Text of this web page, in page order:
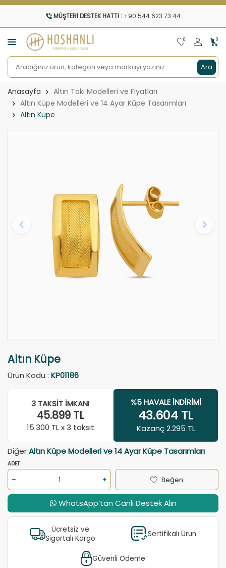
MÜŞTERI DESTEK HATTI : +90 544 623 73 44
Ara
0 0
Anasayfa
Altın Takı Modelleri ve Fiyatları
Altın Küpe Modelleri ve 14 Ayar Küpe Tasarımları
Altın Küpe
Altın Küpe
Ürün Kodu : KP01186
3 TAKSIT İMKANI
45.899TL
15.300 TL x 3 taksit
%5 HAVALE İNDIRIMI
43.604 TL
Kazanç 2.295 TL
DiğerAltın Küpe Modelleri ve 14 Ayar Küpe Tasarımları
ADET
Beğen
WhatsApp’tan Canlı Destek Alın
Ücretsiz ve
Sigortalı Kargo
Sertifikalı Ürün
Güvenli Ödeme